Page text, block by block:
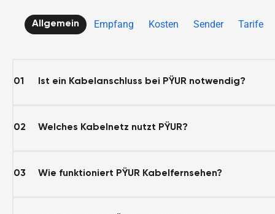
Allgemein Empfang Kosten Sender Tarife
01 Ist ein Kabelanschluss bei PŸUR notwendig?
02 Welches Kabelnetz nutzt PŸUR?
03 Wie funktioniert PŸUR Kabelfernsehen?